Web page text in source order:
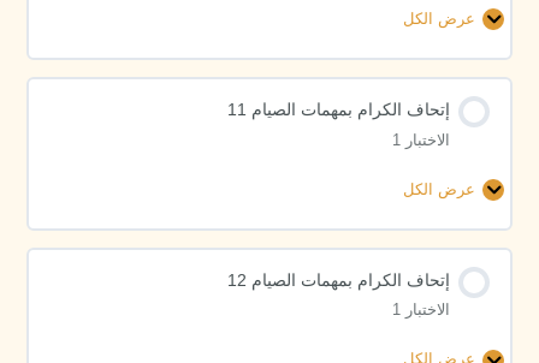
عرض الكل
إتحاف
الكرام
الصيام
10
إتحاف الكرام بمهمات الصيام 11
الاختبار 1
عرض الكل
إتحاف
الكرام
الصيام
11
إتحاف الكرام بمهمات الصيام 12
الاختبار 1